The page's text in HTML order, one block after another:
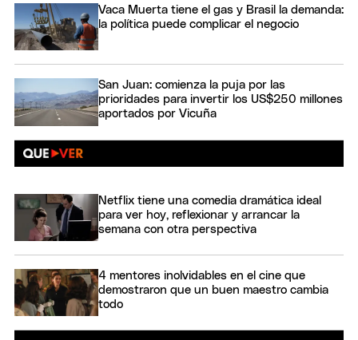
Vaca Muerta tiene el gas y Brasil la demanda:
la política puede complicar el negocio
San Juan: comienza la puja por las
prioridades para invertir los US$250 millones
aportados por Vicuña
Netflix tiene una comedia dramática ideal
para ver hoy, reflexionar y arrancar la
semana con otra perspectiva
4 mentores inolvidables en el cine que
demostraron que un buen maestro cambia
todo